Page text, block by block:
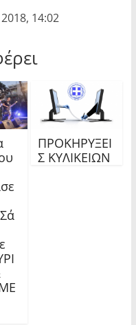
14:02
ΠΡΟΚΗΡΥΞΕΙ
Σ ΚΥΛΙΚΕΙΩΝ